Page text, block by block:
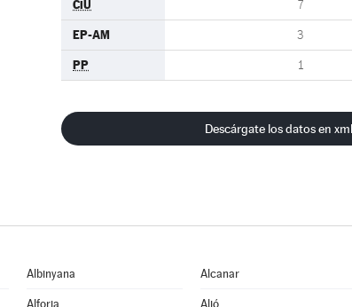
CiU 7
EP-AM 3
PP 1
Descárgate los datos en xml
Albinyana Alcanar
Alforja Alió